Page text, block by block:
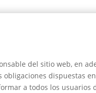
del sitio web, en
dispuestas
a todos los